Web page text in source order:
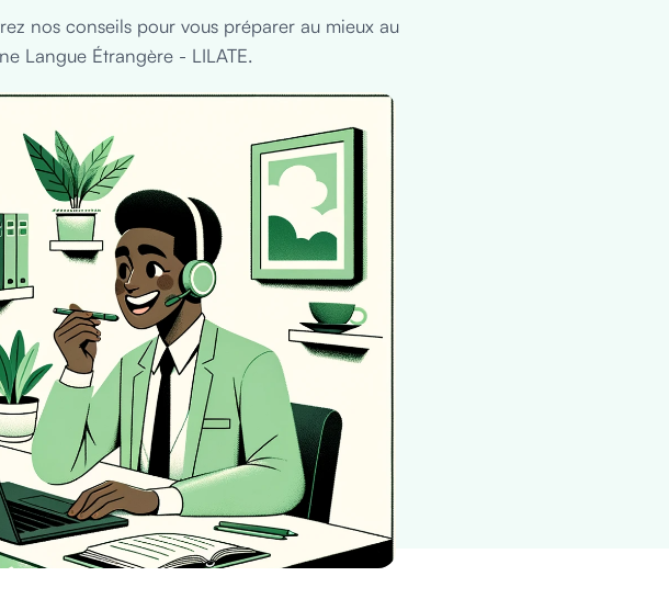
nos conseils pour vous préparer au mieux au
Langue Étrangère - LILATE.